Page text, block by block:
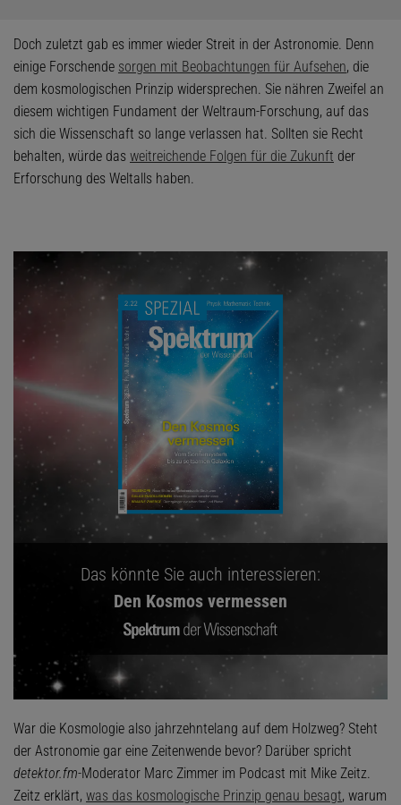
Doch zuletzt gab es immer wieder Streit in der Astronomie. Denn
einige Forschende sorgen mit Beobachtungen für Aufsehen, die
dem kosmologischen Prinzip widersprechen. Sie nähren Zweifel an
diesem wichtigen Fundament der Weltraum-Forschung, auf das
sich die Wissenschaft so lange verlassen hat. Sollten sie Recht
behalten, würde das weitreichende Folgen für die Zukunft der
Erforschung des Weltalls haben.
Das könnte Sie auch interessieren:
Den Kosmos vermessen
War die Kosmologie also jahrzehntelang auf dem Holzweg? Steht
der Astronomie gar eine Zeitenwende bevor? Darüber spricht
detektor.fm-Moderator Marc Zimmer im Podcast mit Mike Zeitz.
Zeitz erklärt, was das kosmologische Prinzip genau besagt, warum